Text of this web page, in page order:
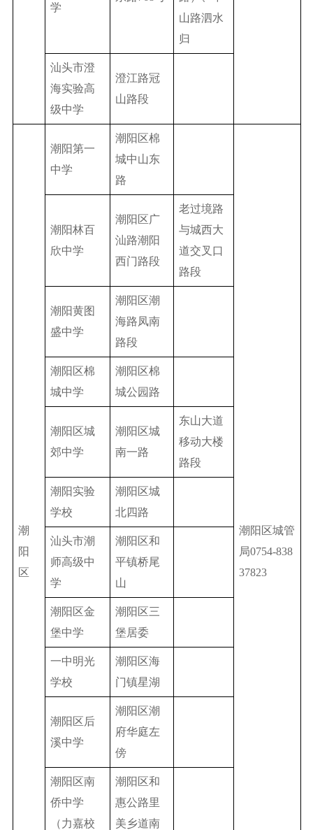
学
山路泗水
归
汕头市澄
海实验高
级中学
澄江路冠
山路段
潮
阳
区
潮阳第一
中学
潮阳区棉
城中山东
路
潮阳区城管
局0754-838
37823
潮阳林百
欣中学
潮阳区广
汕路潮阳
西门路段
老过境路
与城西大
道交叉口
路段
潮阳黄图
盛中学
潮阳区潮
海路凤南
路段
潮阳区棉
城中学
潮阳区棉
城公园路
潮阳区城
郊中学
潮阳区城
南一路
东山大道
移动大楼
路段
潮阳实验
学校
潮阳区城
北四路
汕头市潮
师高级中
学
潮阳区和
平镇桥尾
山
潮阳区金
堡中学
潮阳区三
堡居委
一中明光
学校
潮阳区海
门镇星湖
潮阳区后
溪中学
潮阳区潮
府华庭左
傍
潮阳区南
侨中学
（力嘉校
潮阳区和
惠公路里
美乡道南